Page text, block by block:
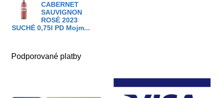
CABERNET
SAUVIGNON
ROSÉ 2023
SUCHÉ 0,75l PD Mojm...
Podporované platby